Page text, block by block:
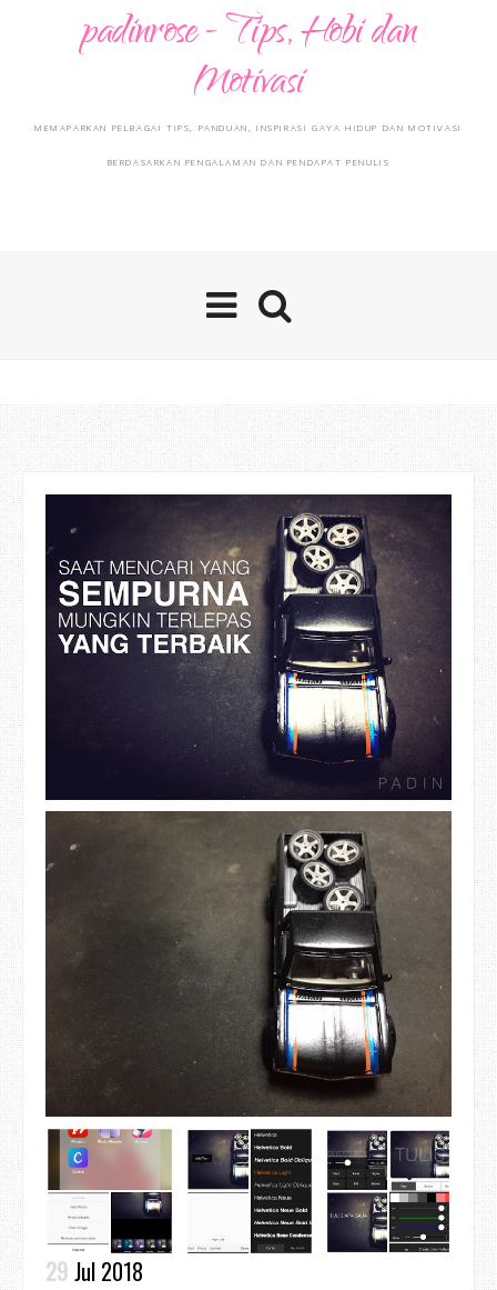
padinrose - Tips, Hobi dan
Motivasi
MEMAPARKAN PELBAGAI TIPS, PANDUAN, INSPIRASI GAYA HIDUP DAN MOTIVASI
BERDASARKAN PENGALAMAN DAN PENDAPAT PENULIS
29 Jul 2018